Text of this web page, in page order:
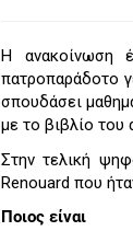
Η ανακοίνωση
πατροπαράδοτο
σπουδάσει
με το βιβλίο του
Στην τελική
Renouard που
Ποιος είναι